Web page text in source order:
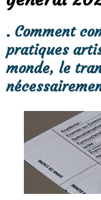
. Comment
pratiques
monde, le